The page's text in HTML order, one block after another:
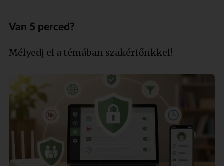
Van 5 perced?
Mélyedj el a témában szakértőnkkel!